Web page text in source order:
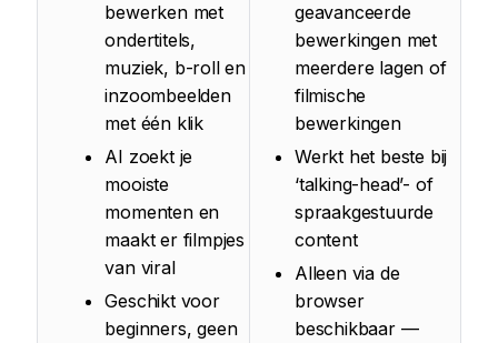
bewerken met
ondertitels,
muziek, b-roll en
inzoombeelden
met één klik
AI zoekt je
mooiste
momenten en
maakt er filmpjes
van viral
Geschikt voor
beginners, geen
geavanceerde
bewerkingen met
meerdere lagen of
filmische
bewerkingen
Werkt het beste bij
‘talking-head’- of
spraakgestuurde
content
Alleen via de
browser
beschikbaar —